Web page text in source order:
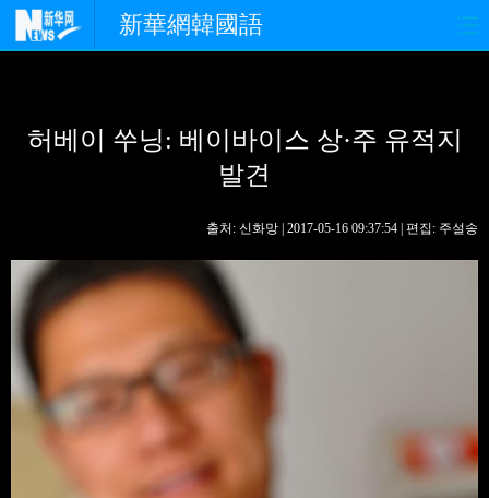
新華網韓國語
경제 사회 포토
핫 TV
생생 중국어
허베이 쑤닝: 베이바이스 상·주 유적지
발견
출처: 신화망 | 2017-05-16 09:37:54 | 편집: 주설송